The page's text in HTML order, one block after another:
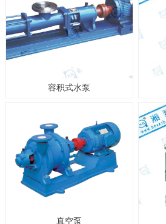
容积式水泵
真空泵